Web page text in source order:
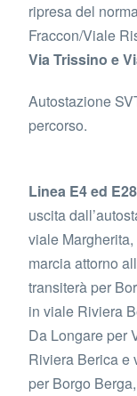
ripresa del
Fraccon/Viale
Via Trissino e
Autostazione
percorso.
Linea E4 ed E28
uscita
viale
marcia attorno
transiterà per
in viale Riviera
Da Longare per
Riviera Berica e
per Borgo